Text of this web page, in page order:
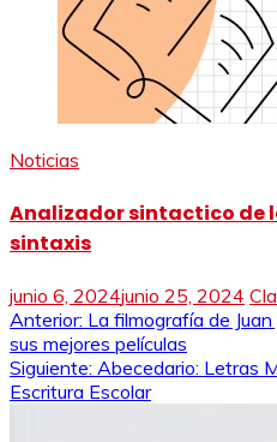
Noticias
Analizador sintactico de
sintaxis
junio 6, 2024junio 25, 2024
Navegación
de
entradas
Anterior: La filmografía de
sus mejores películas
Siguiente: Abecedario: Letras
Escritura Escolar